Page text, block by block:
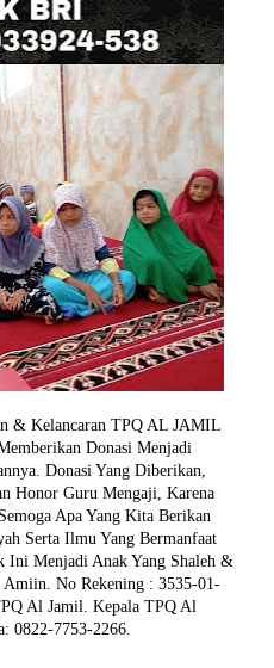
& Kelancaran TPQ AL JAMIL
Donasi Menjadi
Donasi Yang Diberikan,
Honor Guru Mengaji, Karena
Apa Yang Kita Berikan
Serta Ilmu Yang Bermanfaat
Ini Menjadi Anak Yang Shaleh &
Amiin. No Rekening : 3535-01-
Al Jamil. Kepala TPQ Al
0822-7753-2266.